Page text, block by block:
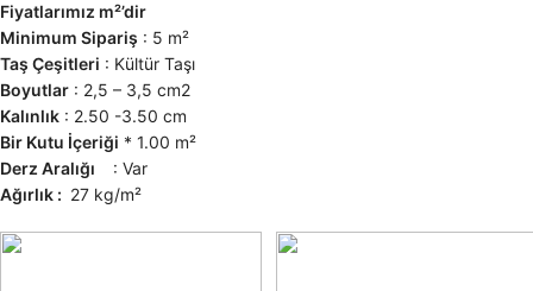
Fiyatlarımız m²’dir
Minimum Sipariş : 5 m²
Taş Çeşitleri : Kültür Taşı
Boyutlar : 2,5 – 3,5 cm2
Kalınlık : 2.50 -3.50 cm
Bir Kutu İçeriği * 1.00 m²
Derz Aralığı
: Var
Ağırlık : 27 kg/m²